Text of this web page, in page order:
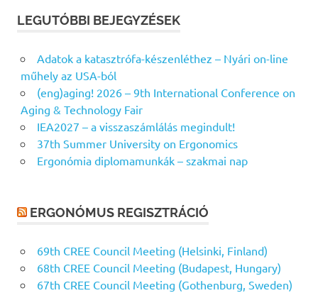
LEGUTÓBBI BEJEGYZÉSEK
Adatok a katasztrófa-készenléthez – Nyári on-line
műhely az USA-ból
(eng)aging! 2026 – 9th International Conference on
Aging & Technology Fair
IEA2027 – a visszaszámlálás megindult!
37th Summer University on Ergonomics
Ergonómia diplomamunkák – szakmai nap
ERGONÓMUS REGISZTRÁCIÓ
69th CREE Council Meeting (Helsinki, Finland)
68th CREE Council Meeting (Budapest, Hungary)
67th CREE Council Meeting (Gothenburg, Sweden)